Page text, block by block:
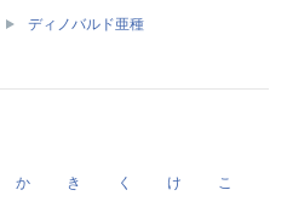
ディノバルド亜種
か き く け こ